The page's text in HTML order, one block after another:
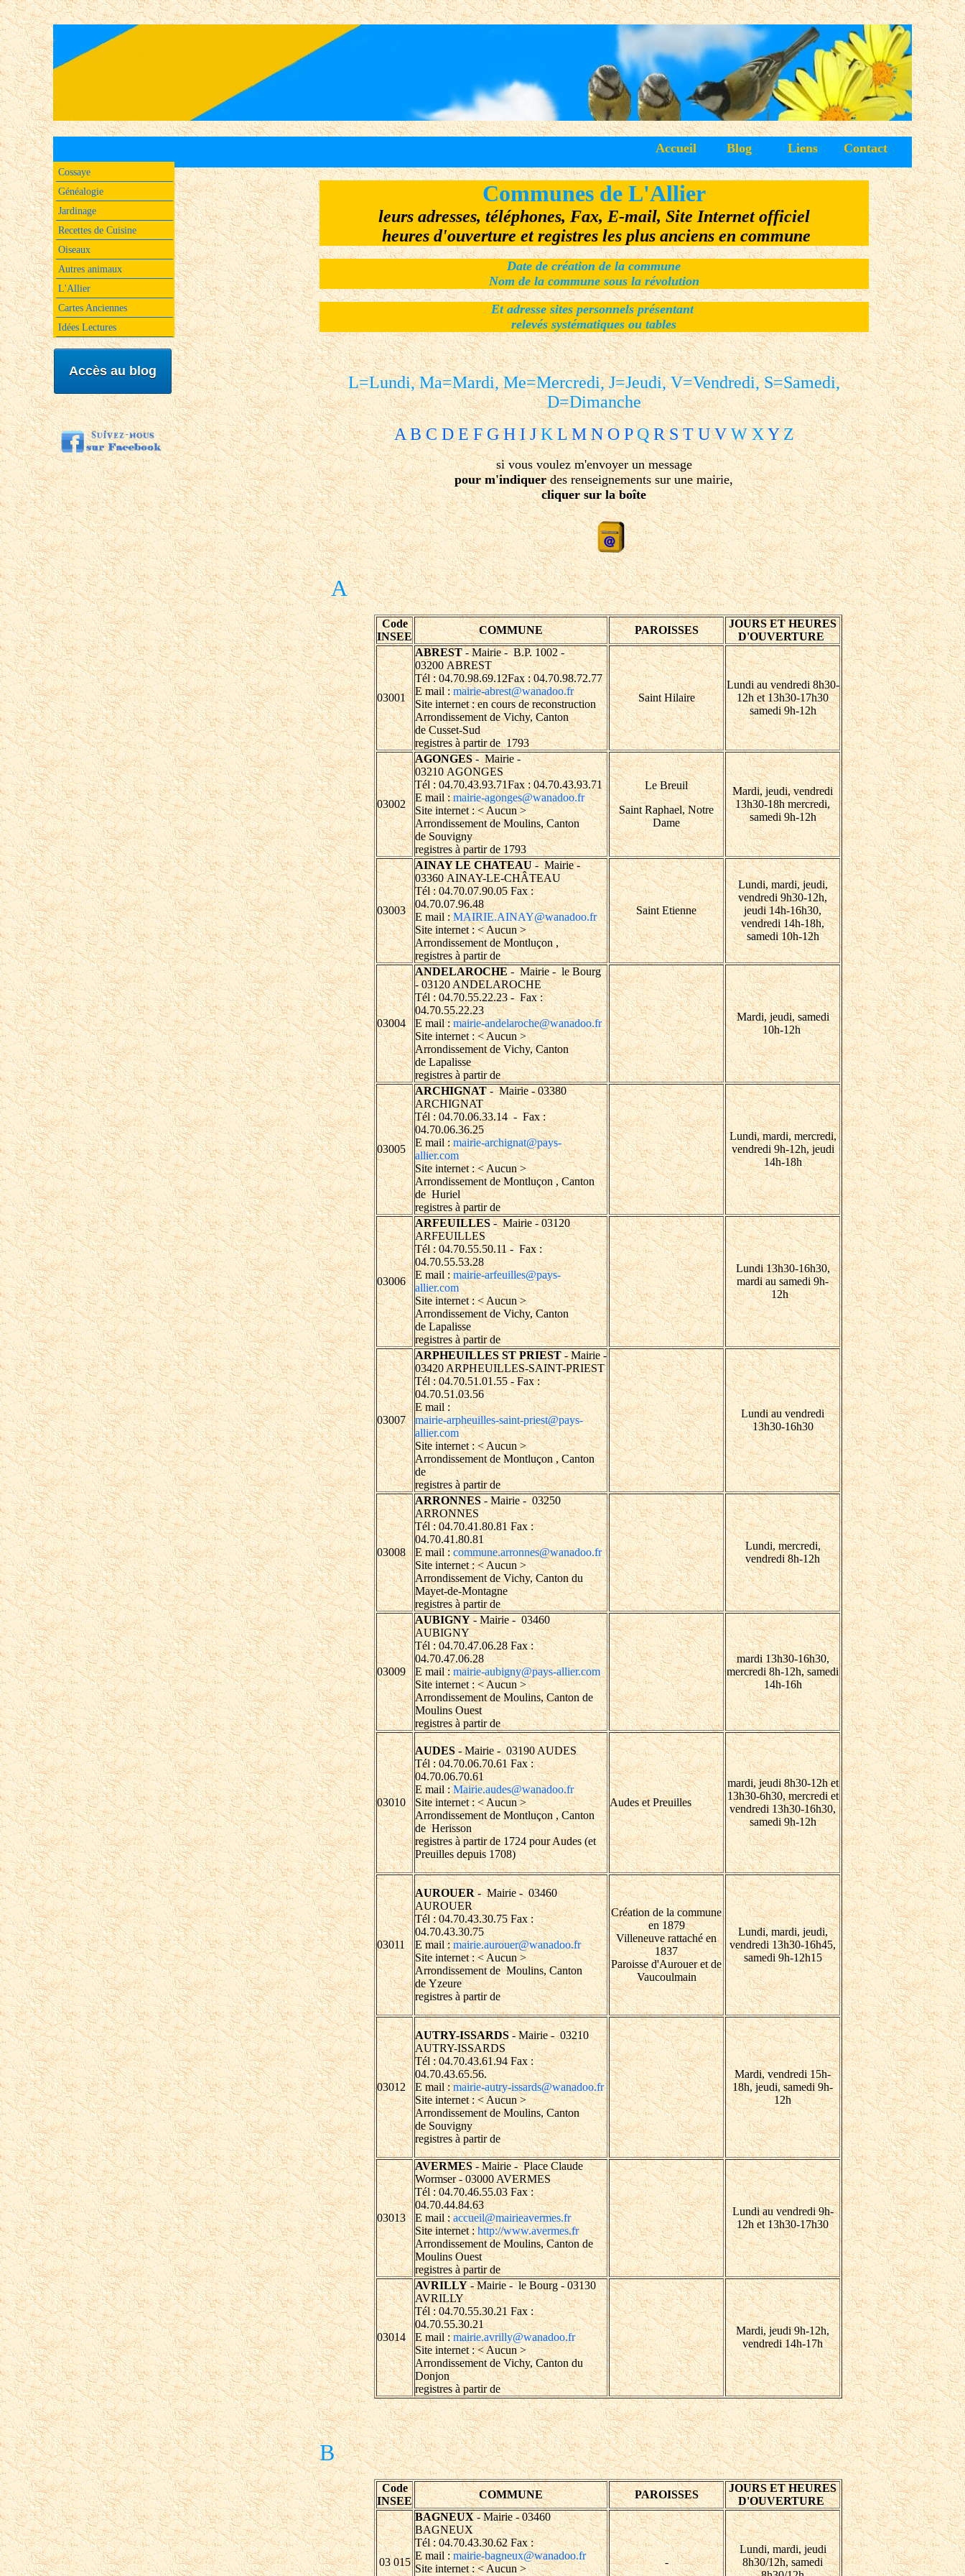
Contact
Liens
Blog
Accueil
Cossaye
Généalogie
Jardinage
Recettes de Cuisine
Oiseaux
Autres animaux
L'Allier
Cartes Anciennes
Idées Lectures
Accès au blog
Communes de L'Allier
leurs adresses, téléphones, Fax, E-mail, Site Internet officiel
heures d'ouverture et registres les plus anciens en commune
Date de création de la commune
Nom de la commune sous la révolution
Et adresse sites personnels présentant
relevés systématiques ou tables
L=Lundi, Ma=Mardi, Me=Mercredi, J=Jeudi, V=Vendredi, S=Samedi,
D=Dimanche
A B C D E F G H I JKL M N O PQR S T U VW XYZ
si vous voulez m'envoyer un message
pour m'indiquerdes renseignements sur une mairie,
cliquer sur la boîte
A
Code
INSEE
COMMUNE PAROISSES
JOURS ET HEURES
D'OUVERTURE
03001
ABREST- Mairie - B.P. 1002 -
03200 ABREST
Tél : 04.70.98.69.12Fax : 04.70.98.72.77
E mail :mairie-abrest@wanadoo.fr
Site internet : en cours de reconstruction
Arrondissement de Vichy, Canton
de Cusset-Sud
registres à partir de 1793
Saint Hilaire
Lundi au vendredi 8h30-
12h et 13h30-17h30
samedi 9h-12h
03002
AGONGES- Mairie -
03210 AGONGES
Tél : 04.70.43.93.71Fax : 04.70.43.93.71
E mail :mairie-agonges@wanadoo.fr
Site internet : < Aucun >
Arrondissement de Moulins, Canton
de Souvigny
registres à partir de 1793
Le Breuil
Saint Raphael, Notre
Dame
Mardi, jeudi, vendredi
13h30-18h mercredi,
samedi 9h-12h
03003
AINAY LE CHATEAU- Mairie -
03360 AINAY-LE-CHÂTEAU
Tél : 04.70.07.90.05 Fax :
04.70.07.96.48
E mail :MAIRIE.AINAY@wanadoo.fr
Site internet : < Aucun >
Arrondissement de Montluçon ,
registres à partir de
Saint Etienne
Lundi, mardi, jeudi,
vendredi 9h30-12h,
jeudi 14h-16h30,
vendredi 14h-18h,
samedi 10h-12h
03004
ANDELAROCHE- Mairie - le Bourg
- 03120 ANDELAROCHE
Tél : 04.70.55.22.23 - Fax :
04.70.55.22.23
E mail :mairie-andelaroche@wanadoo.fr
Site internet : < Aucun >
Arrondissement de Vichy, Canton
de Lapalisse
registres à partir de
Mardi, jeudi, samedi
10h-12h
03005
ARCHIGNAT- Mairie - 03380
ARCHIGNAT
Tél : 04.70.06.33.14 - Fax :
04.70.06.36.25
E mail :mairie-archignat@pays-
allier.com
Site internet : < Aucun >
Arrondissement de Montluçon , Canton
de Huriel
registres à partir de
Lundi, mardi, mercredi,
vendredi 9h-12h, jeudi
14h-18h
03006
ARFEUILLES- Mairie - 03120
ARFEUILLES
Tél : 04.70.55.50.11 - Fax :
04.70.55.53.28
E mail :mairie-arfeuilles@pays-
allier.com
Site internet : < Aucun >
Arrondissement de Vichy, Canton
de Lapalisse
registres à partir de
Lundi 13h30-16h30,
mardi au samedi 9h-
12h
03007
ARPHEUILLES ST PRIEST- Mairie -
03420 ARPHEUILLES-SAINT-PRIEST
Tél : 04.70.51.01.55 - Fax :
04.70.51.03.56
E mail :
mairie-arpheuilles-saint-priest@pays-
allier.com
Site internet : < Aucun >
Arrondissement de Montluçon , Canton
de
registres à partir de
Lundi au vendredi
13h30-16h30
03008
ARRONNES- Mairie - 03250
ARRONNES
Tél : 04.70.41.80.81 Fax :
04.70.41.80.81
E mail :commune.arronnes@wanadoo.fr
Site internet : < Aucun >
Arrondissement de Vichy, Canton du
Mayet-de-Montagne
registres à partir de
Lundi, mercredi,
vendredi 8h-12h
03009
AUBIGNY- Mairie - 03460
AUBIGNY
Tél : 04.70.47.06.28 Fax :
04.70.47.06.28
E mail :mairie-aubigny@pays-allier.com
Site internet : < Aucun >
Arrondissement de Moulins, Canton de
Moulins Ouest
registres à partir de
mardi 13h30-16h30,
mercredi 8h-12h, samedi
14h-16h
03010
AUDES- Mairie - 03190 AUDES
Tél : 04.70.06.70.61 Fax :
04.70.06.70.61
E mail :Mairie.audes@wanadoo.fr
Site internet : < Aucun >
Arrondissement de Montluçon , Canton
de Herisson
registres à partir de 1724 pour Audes (et
Preuilles depuis 1708)
Audes et Preuilles
mardi, jeudi 8h30-12h et
13h30-6h30, mercredi et
vendredi 13h30-16h30,
samedi 9h-12h
03011
AUROUER- Mairie - 03460
AUROUER
Tél : 04.70.43.30.75 Fax :
04.70.43.30.75
E mail :mairie.aurouer@wanadoo.fr
Site internet : < Aucun >
Arrondissement de Moulins, Canton
de Yzeure
registres à partir de
Création de la commune
en 1879
Villeneuve rattaché en
1837
Paroisse d'Aurouer et de
Vaucoulmain
Lundi, mardi, jeudi,
vendredi 13h30-16h45,
samedi 9h-12h15
03012
AUTRY-ISSARDS- Mairie - 03210
AUTRY-ISSARDS
Tél : 04.70.43.61.94 Fax :
04.70.43.65.56.
E mail :mairie-autry-issards@wanadoo.fr
Site internet : < Aucun >
Arrondissement de Moulins, Canton
de Souvigny
registres à partir de
Mardi, vendredi 15h-
18h, jeudi, samedi 9h-
12h
03013
AVERMES- Mairie - Place Claude
Wormser - 03000 AVERMES
Tél : 04.70.46.55.03 Fax :
04.70.44.84.63
E mail :accueil@mairieavermes.fr
Site internet :http://www.avermes.fr
Arrondissement de Moulins, Canton de
Moulins Ouest
registres à partir de
Lundi au vendredi 9h-
12h et 13h30-17h30
03014
AVRILLY- Mairie - le Bourg - 03130
AVRILLY
Tél : 04.70.55.30.21 Fax :
04.70.55.30.21
E mail :mairie.avrilly@wanadoo.fr
Site internet : < Aucun >
Arrondissement de Vichy, Canton du
Donjon
registres à partir de
Mardi, jeudi 9h-12h,
vendredi 14h-17h
B
Code
INSEE
COMMUNE PAROISSES
JOURS ET HEURES
D'OUVERTURE
03 015
BAGNEUX- Mairie - 03460
BAGNEUX
Tél : 04.70.43.30.62 Fax :
E mail :mairie-bagneux@wanadoo.fr
Site internet : < Aucun >
-
Lundi, mardi, jeudi
8h30/12h, samedi